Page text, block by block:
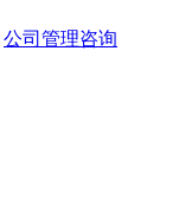
公司管理咨询